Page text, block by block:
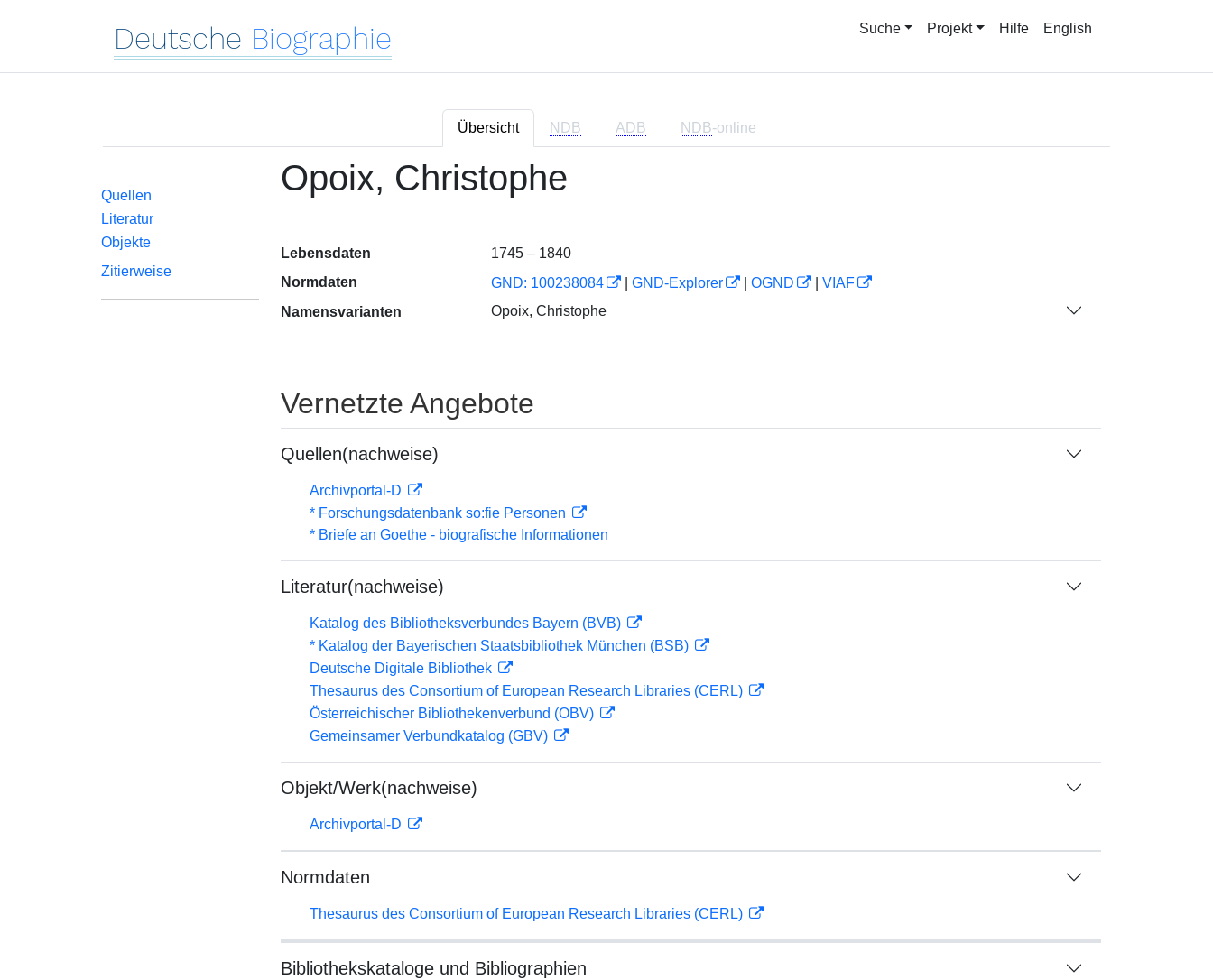
Deutsche Biographie Suche Projekt Hilfe English
Übersicht NDB ADB NDB-online
Quellen
Literatur
Objekte
Zitierweise
Opoix, Christophe
Lebensdaten
1745 – 1840
Normdaten
GND: 100238084 GND-Explorer OGND
VIAF
Namensvarianten
Opoix, Christophe
Vernetzte Angebote
Quellen(nachweise)
Archivportal-D
* Forschungsdatenbank so:fie Personen
* Briefe an Goethe - biografische Informationen
Literatur(nachweise)
Katalog des Bibliotheksverbundes Bayern (BVB)
* Katalog der Bayerischen Staatsbibliothek München (BSB)
Deutsche Digitale Bibliothek
Thesaurus des Consortium of European Research Libraries (CERL)
Österreichischer Bibliothekenverbund (OBV)
Gemeinsamer Verbundkatalog (GBV)
Objekt/Werk(nachweise)
Archivportal-D
Normdaten
Thesaurus des Consortium of European Research Libraries (CERL)
Bibliothekskataloge und Bibliographien